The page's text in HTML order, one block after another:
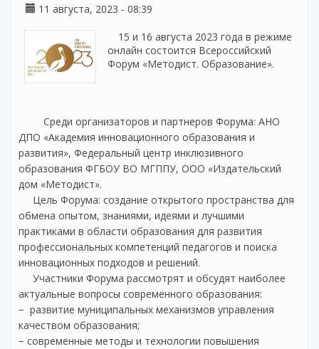
11 августа, 2023 - 08:39
15 и 16 августа 2023 года в режиме
онлайн состоится Всероссийский
Форум «Методист. Образование».
Среди организаторов и партнеров Форума: АНО
ДПО «Академия инновационного образования и
развития», Федеральный центр инклюзивного
образования ФГБОУ ВО МГППУ, ООО «Издательский
дом «Методист».
Цель Форума: создание открытого пространства для
обмена опытом, знаниями, идеями и лучшими
практиками в области образования для развития
профессиональных компетенций педагогов и поиска
инновационных подходов и решений.
Участники Форума рассмотрят и обсудят наиболее
актуальные вопросы современного образования:
− развитие муниципальных механизмов управления
качеством образования;
− современные методы и технологии повышения